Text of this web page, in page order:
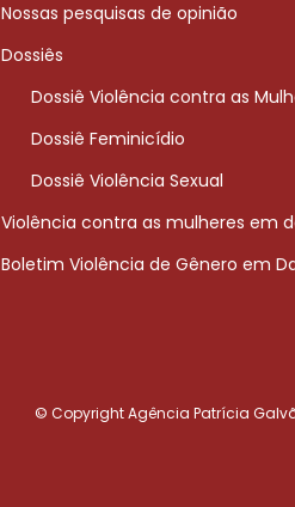
Nossas pesquisas de opinião
Dossiês
Dossiê Violência contra as
Dossiê Feminicídio
Dossiê Violência Sexual
Violência contra as mulheres em
Boletim Violência de Gênero em
© Copyright Agência Patrícia